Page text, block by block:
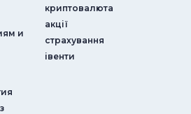
и
криптовалюта
акції
страхування
iвенти